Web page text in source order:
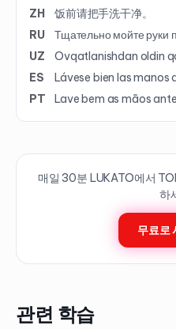
ZH
饭前请把手洗干净。
RU
Тщательно мойте руки
UZ
Ovqatlanishdan oldin
ES
Lávese bien las manos
PT
Lave bem as mãos
매일 30분 LUKATO에서
하
무료로
관련 학습